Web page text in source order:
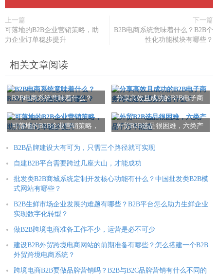
上一篇
可落地的B2B企业营销策略，助
力企业订单稳步提升
下一篇
B2B电商系统意味着什么？B2B个
性化功能模块有哪些？
相关文章阅读
B2B电商系统意味着什么？
分享高效且成功的B2B电子商
可落地的B2B企业营销策略，
外贸B2B选品很困难，六类产
B2B品牌建设大有可为，只需三个路径就可实现
自建B2B平台需要跨过几座大山，才能成功
批发类B2B商城系统定制开发核心功能有什么？中国批发类B2B模
式网站有哪些？
B2B生鲜市场企业发展的难题有哪些？B2B平台怎么助力生鲜企业
实现数字化转型？
做B2B跨境电商准备工作不少，运营是必不可少
建设B2B外贸跨境电商网站的前期准备有哪些？怎么搭建一个B2B
外贸跨境电商系统？
跨境电商B2B要做品牌营销吗？B2B与B2C品牌营销有什么不同的